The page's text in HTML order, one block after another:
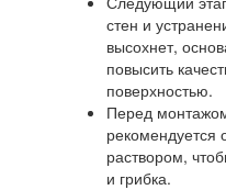
стен и
высохнет,
повысить
поверхностью.
Перед
рекомендуется
раствором,
и грибка.